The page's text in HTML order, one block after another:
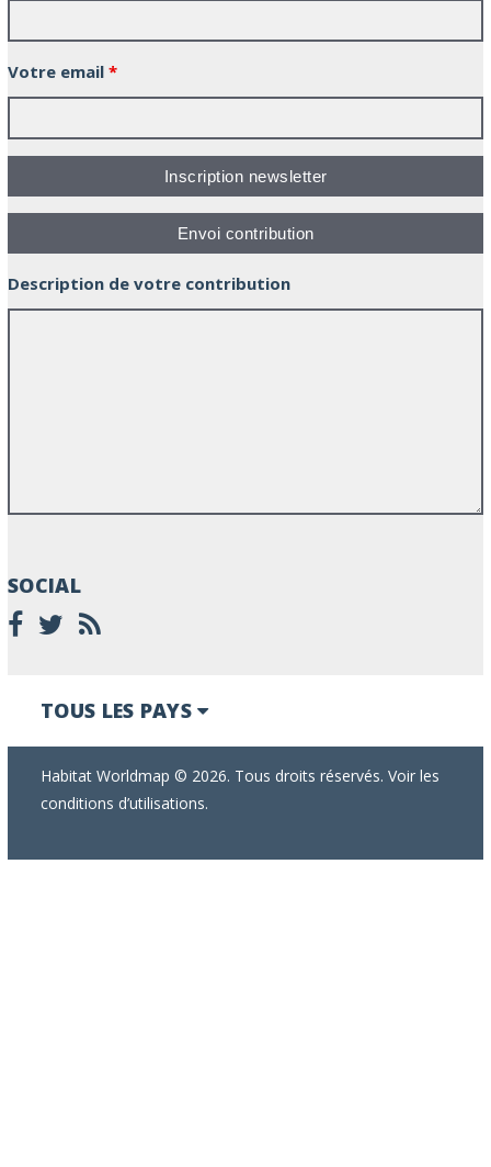
Votre email *
Description de votre contribution
SOCIAL
TOUS LES PAYS
Habitat Worldmap © 2026. Tous droits réservés. Voir les
conditions d’utilisations.